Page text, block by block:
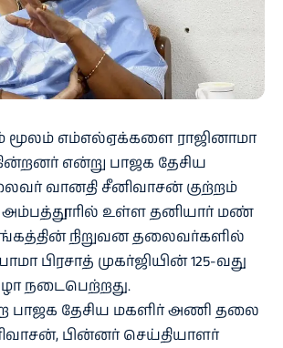
மூலம் எம்​எல்​ஏக்களை ராஜி​னாமா
என்று பாஜக தேசிய
வானதி சீனி​வாசன் குற்​றம்​
அம்​பத்​தூரில் உள்ள தனி​யார் மண்​
நிறுவன தலை​வர்​களில்
பிர​சாத் முகர்​ஜி​யின் 125-வது
நடை​பெற்​றது.
பாஜக தேசிய மகளிர் அணி தலை​
பின்​னர் செய்​தி​யாளர்​